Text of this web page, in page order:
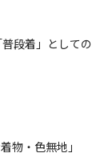
着」としての
物・色無地」